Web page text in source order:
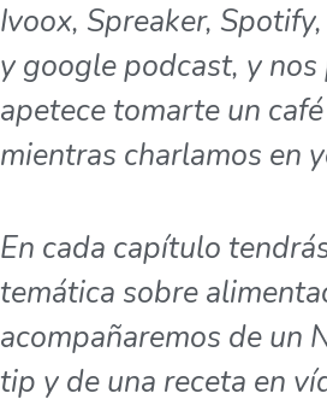
Ivoox, Spreaker,
y google podcast, y
apetece tomarte un
mientras charlamos en
En cada capítulo
temática sobre
acompañaremos de un
tip y de una receta en